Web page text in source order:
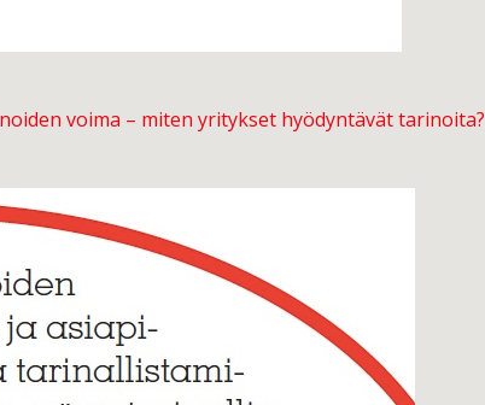
voima – miten yritykset hyödyntävät tarinoita?